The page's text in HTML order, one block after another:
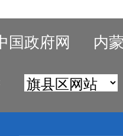
国政府网 内